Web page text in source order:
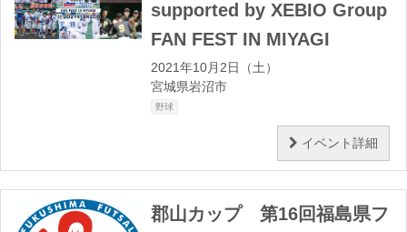
supported by XEBIO Group
FAN FEST IN MIYAGI
2021年10月2日（土）
宮城県岩沼市
野球
イベント詳細
郡山カップ 第16回福島県フ